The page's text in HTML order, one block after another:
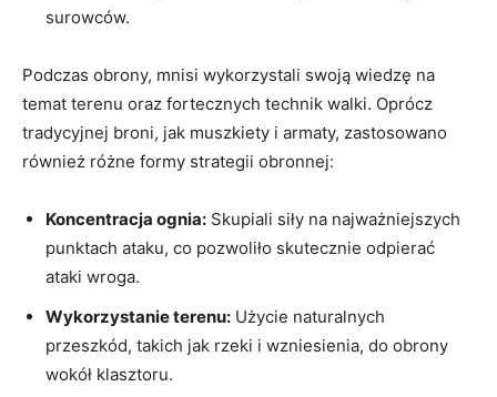
surowców.
Podczas obrony, mnisi wykorzystali swoją wiedzę na
temat terenu oraz fortecznych technik walki.​ Oprócz
‌tradycyjnej broni, jak ​muszkiety i armaty, zastosowano​
również ‍różne formy strategii obronnej:
Koncentracja ognia: Skupiali ⁢siły na najważniejszych
punktach ‍ataku, co pozwoliło skutecznie odpierać
ataki wroga.
Wykorzystanie terenu: Użycie naturalnych
przeszkód, takich ​jak rzeki i ⁢wzniesienia, do obrony
wokół klasztoru.